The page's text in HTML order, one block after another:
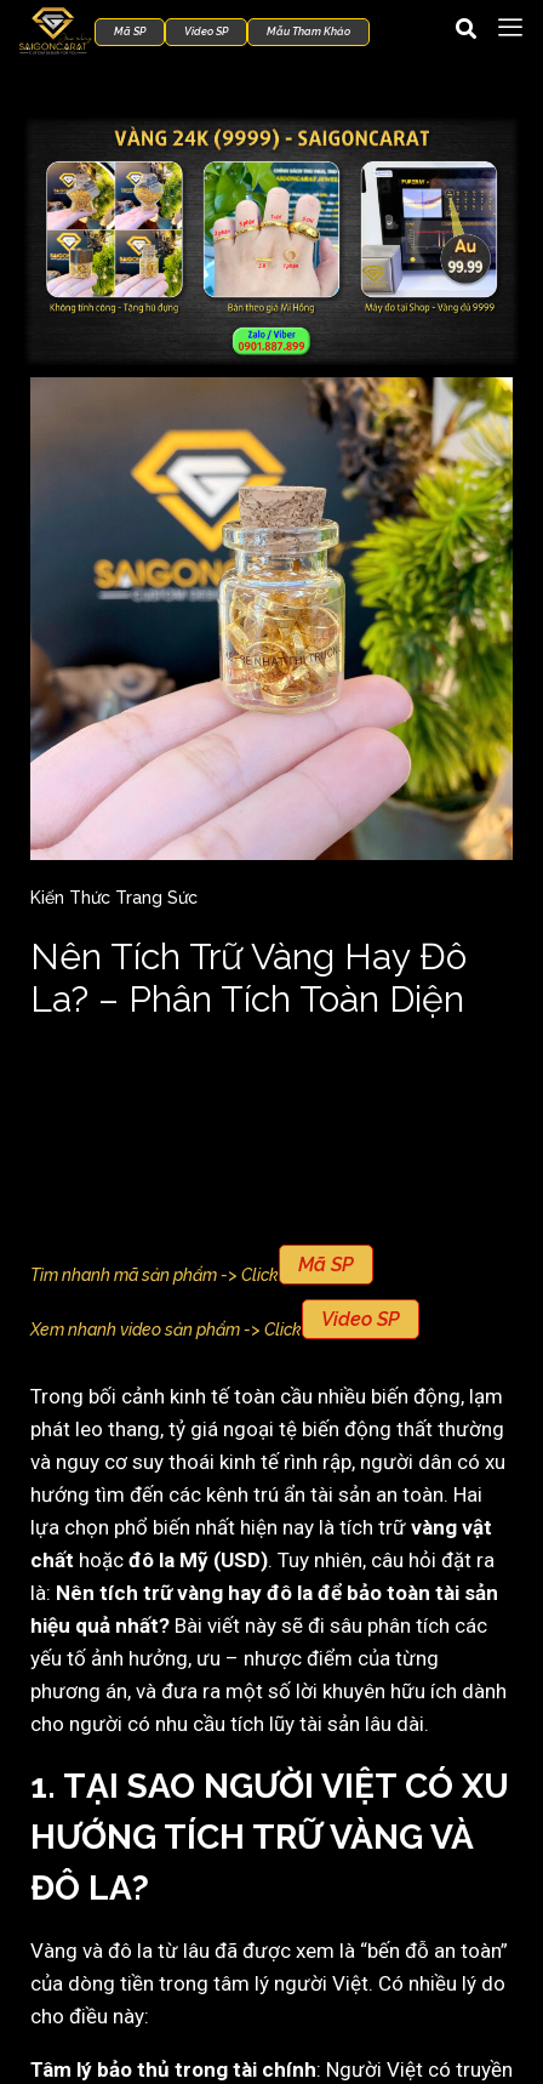
Mã SP Video SP Mẫu Tham Khảo
Kiến Thức Trang Sức
Nên Tích Trữ Vàng Hay Đô
La? – Phân Tích Toàn Diện
Tìm nhanh mã sản phẩm -> Click Mã SP
Xem nhanh video sản phẩm -> Click Video SP
Trong bối cảnh kinh tế toàn cầu nhiều biến động, lạm
phát leo thang, tỷ giá ngoại tệ biến động thất thường
và nguy cơ suy thoái kinh tế rình rập, người dân có xu
hướng tìm đến các kênh trú ẩn tài sản an toàn. Hai
lựa chọn phổ biến nhất hiện nay là tích trữ vàng vật
chất hoặc đô la Mỹ (USD). Tuy nhiên, câu hỏi đặt ra
là: Nên tích trữ vàng hay đô la để bảo toàn tài sản
hiệu quả nhất? Bài viết này sẽ đi sâu phân tích các
yếu tố ảnh hưởng, ưu – nhược điểm của từng
phương án, và đưa ra một số lời khuyên hữu ích dành
cho người có nhu cầu tích lũy tài sản lâu dài.
1. TẠI SAO NGƯỜI VIỆT CÓ XU
HƯỚNG TÍCH TRỮ VÀNG VÀ
ĐÔ LA?
Vàng và đô la từ lâu đã được xem là “bến đỗ an toàn”
của dòng tiền trong tâm lý người Việt. Có nhiều lý do
cho điều này:
Tâm lý bảo thủ trong tài chính: Người Việt có truyền